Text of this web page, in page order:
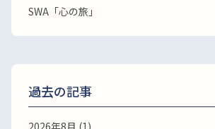
SWA「心の旅」
過去の記事
2026年8月 (1)